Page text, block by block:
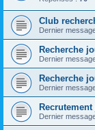
Club
Dernier
Recherche
Dernier
Recherche
Dernier
Dernier